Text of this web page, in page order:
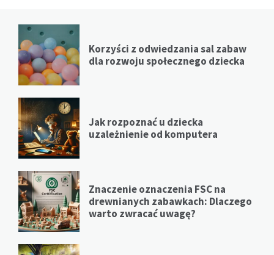
Korzyści z odwiedzania sal zabaw
dla rozwoju społecznego dziecka
Jak rozpoznać u dziecka
uzależnienie od komputera
Znaczenie oznaczenia FSC na
drewnianych zabawkach: Dlaczego
warto zwracać uwagę?